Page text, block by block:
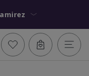
Marie Ramirez